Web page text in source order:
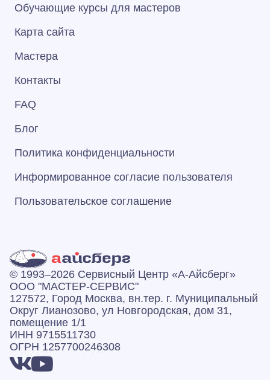
Обучающие курсы для мастеров
Карта сайта
Мастера
Контакты
FAQ
Блог
Политика конфиденциальности
Информированное согласие пользователя
Пользовательское соглашение
© 1993–2026 Сервисный Центр «А‑Айсберг»
ООО "МАСТЕР-СЕРВИС"
127572, Город Москва, вн.тер. г. Муниципальный
Округ Лианозово, ул Новгородская, дом 31,
помещение 1/1
ИНН 9715511730
ОГРН 1257700246308